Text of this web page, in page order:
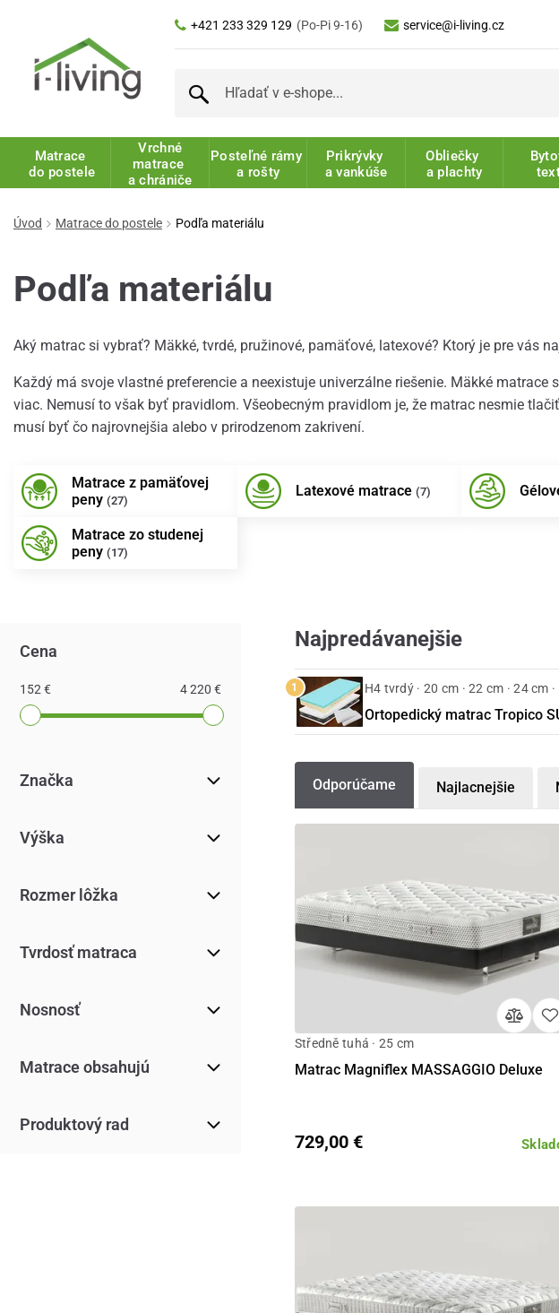
+421 233 329 129 (Po-Pi 9-16) service@i-living.cz
Matrace
do postele
Vrchné
matrace
a chrániče
Posteľné rámy
a rošty
Prikrývky
a vankúše
Obliečky
a plachty
Úvod Matrace do postele Podľa materiálu
Podľa materiálu
Aký matrac si vybrať? Mäkké, tvrdé, pružinové, pamäťové, latexové? Ktorý je pre vás
Každý má svoje vlastné preferencie a neexistuje univerzálne riešenie. Mäkké
viac. Nemusí to však byť pravidlom. Všeobecným pravidlom je, že matrac nesmie
musí byť čo najrovnejšia alebo v prirodzenom zakrivení.
Matrace z pamäťovej
peny (27)
Latexové matrace (7)
Matrace zo studenej
peny (17)
Najpredávanejšie
H4 tvrdý · 20 cm · 22 cm · 24 cm
Ortopedický matrac Tropico
Cena
152 € 4 220 €
Značka
Výška
Rozmer lôžka
Tvrdosť matraca
Nosnosť
Matrace obsahujú
Produktový rad
Odporúčame Najlacnejšie
Středně tuhá · 25 cm
Matrac Magniflex MASSAGGIO Deluxe
729,00 €